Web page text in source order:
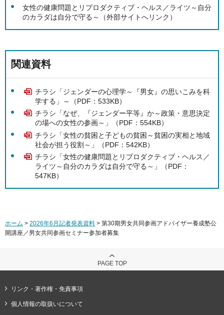
女性の健康問題とリプロダクティブ・ヘルス／ライツ～自分
のカラダは自分で守る～（外部サイトへリンク）
関連資料
チラシ「ジェンダーの心理学～『男女』の思いこみを科
学する」～（PDF：533KB）
チラシ「なぜ、『ジェンダー平等』か～政策・意思決定
の場への女性の参画～」（PDF：554KB）
チラシ「女性の貧困と子どもの貧困～貧困の実相と地域
社会が担う役割～」（PDF：542KB）
チラシ「女性の健康問題とリプロダクティブ・ヘルス／
ライツ～自分のカラダは自分で守る～」（PDF：
547KB）
ホーム > 2026年6月記者発表資料 > 第30期男女共同参画アドバイザー養成塾公
開講座／男女共同参画セミナー参加者募集
PAGE TOP
リンク・著作権・免責事項
個人情報の取扱いについて